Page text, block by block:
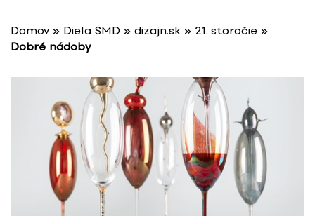
Domov » Diela SMD » dizajn.sk » 21. storočie »
Dobré nádoby